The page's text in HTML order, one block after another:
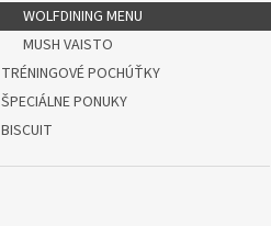
WOLFDINING MENU
MUSH VAISTO
TRÉNINGOVÉ POCHÚŤKY
ŠPECIÁLNE PONUKY
BISCUIT